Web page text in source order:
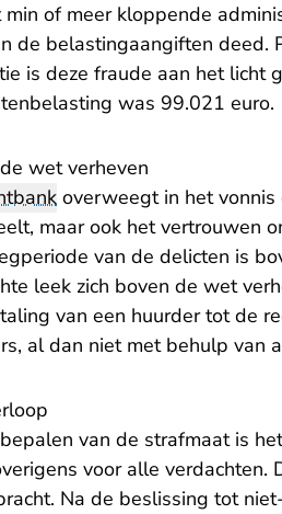
min of meer kloppende
de belastingaangiften deed.
is deze fraude aan het licht
was 99.021 euro.
wet verheven
overweegt in het
maar ook het vertrouwen
van de delicten is
leek zich boven de wet
van een huurder tot de
al dan niet met behulp van
van de strafmaat is
voor alle verdachten.
Na de beslissing tot